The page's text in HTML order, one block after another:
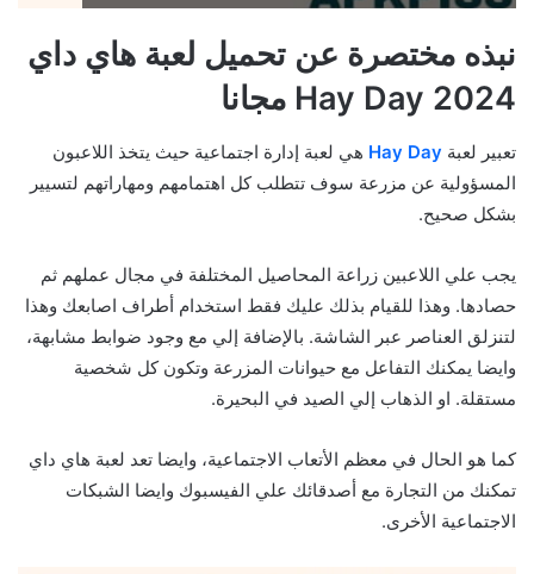
نبذه مختصرة عن تحميل لعبة هاي داي
Hay Day 2024 مجانا
تعبير لعبة Hay Day هي لعبة إدارة اجتماعية حيث يتخذ اللاعبون
المسؤولية عن مزرعة سوف تتطلب كل اهتمامهم ومهاراتهم لتسيير
بشكل صحيح.
يجب علي اللاعبين زراعة المحاصيل المختلفة في مجال عملهم ثم
حصادها. وهذا للقيام بذلك عليك فقط استخدام أطراف اصابعك وهذا
لتنزلق العناصر عبر الشاشة. بالإضافة إلي مع وجود ضوابط مشابهة،
وايضا يمكنك التفاعل مع حيوانات المزرعة وتكون كل شخصية
مستقلة. او الذهاب إلي الصيد في البحيرة.
كما هو الحال في معظم الأتعاب الاجتماعية، وايضا تعد لعبة هاي داي
تمكنك من التجارة مع أصدقائك علي الفيسبوك وايضا الشبكات
الاجتماعية الأخرى.